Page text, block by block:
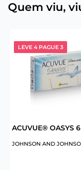
Quem viu,
LEVE 4 PAGUE 3
ACUVUE® OASYS 6
JOHNSON AND